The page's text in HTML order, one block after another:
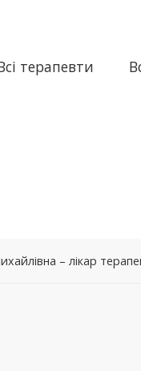
терапевти
– лікар